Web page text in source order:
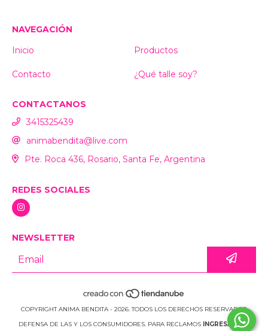
NAVEGACIÓN
Inicio
Productos
Contacto ¿Qué talle soy?
CONTACTANOS
3415325439
animabendita@live.com
Pte. Roca 436, Rosario, Santa Fe, Argentina
REDES SOCIALES
NEWSLETTER
COPYRIGHT ANIMA BENDITA - 2026. TODOS LOS DERECHOS RESERVADOS.
DEFENSA DE LAS Y LOS CONSUMIDORES. PARA RECLAMOS
INGRESÁ ACÁ.